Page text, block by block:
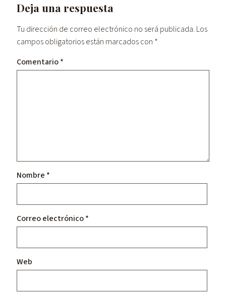
Deja una respuesta
Tu dirección de correo electrónico no será publicada. Los
campos obligatorios están marcados con *
Comentario*
Nombre *
Correo electrónico*
Web